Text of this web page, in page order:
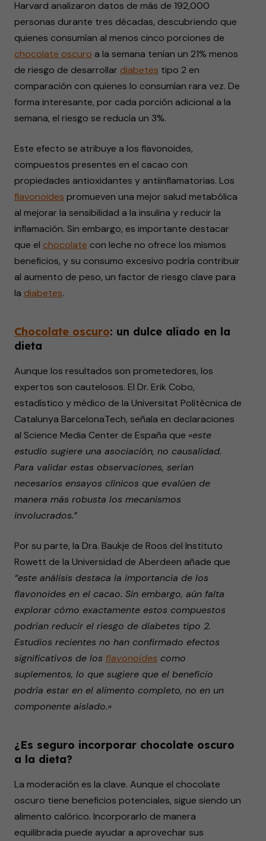
Harvard analizaron datos de más de 192,000
personas durante tres décadas, descubriendo que
quienes consumían al menos cinco porciones de
chocolate oscuro a la semana tenían un 21% menos
de riesgo de desarrollar diabetes tipo 2 en
comparación con quienes lo consumían rara vez. De
forma interesante, por cada porción adicional a la
semana, el riesgo se reducía un 3%.
Este efecto se atribuye a los flavonoides,
compuestos presentes en el cacao con
propiedades antioxidantes y antiinflamatorias. Los
flavonoides promueven una mejor salud metabólica
al mejorar la sensibilidad a la insulina y reducir la
inflamación. Sin embargo, es importante destacar
que el chocolate con leche no ofrece los mismos
beneficios, y su consumo excesivo podría contribuir
al aumento de peso, un factor de riesgo clave para
la diabetes.
Chocolate oscuro: un dulce aliado en la
dieta
Aunque los resultados son prometedores, los
expertos son cautelosos. El Dr. Erik Cobo,
estadístico y médico de la Universitat Politècnica de
Catalunya BarcelonaTech, señala en declaraciones
al Science Media Center de España que «este
estudio sugiere una asociación, no causalidad.
Para validar estas observaciones, serían
necesarios ensayos clínicos que evalúen de
manera más robusta los mecanismos
involucrados.”
Por su parte, la Dra. Baukje de Roos del Instituto
Rowett de la Universidad de Aberdeen añade que
“este análisis destaca la importancia de los
flavonoides en el cacao. Sin embargo, aún falta
explorar cómo exactamente estos compuestos
podrían reducir el riesgo de diabetes tipo 2.
Estudios recientes no han confirmado efectos
significativos de los flavonoides como
suplementos, lo que sugiere que el beneficio
podría estar en el alimento completo, no en un
componente aislado.»
¿Es seguro incorporar chocolate oscuro
a la dieta?
La moderación es la clave. Aunque el chocolate
oscuro tiene beneficios potenciales, sigue siendo un
alimento calórico. Incorporarlo de manera
equilibrada puede ayudar a aprovechar sus